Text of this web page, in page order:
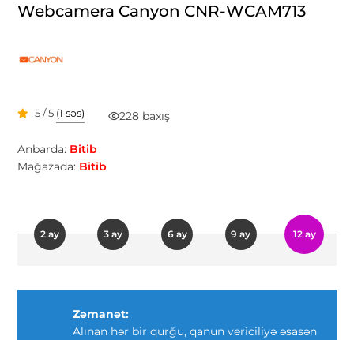
Webcamera Canyon CNR-WCAM713
5 / 5 (1 səs) 228 baxış
Anbarda: Bitib
Mağazada: Bitib
2 ay 3 ay 6 ay 9 ay 12 ay
Zəmanət:
Alınan hər bir qurğu, qanun vericiliyə əsasən